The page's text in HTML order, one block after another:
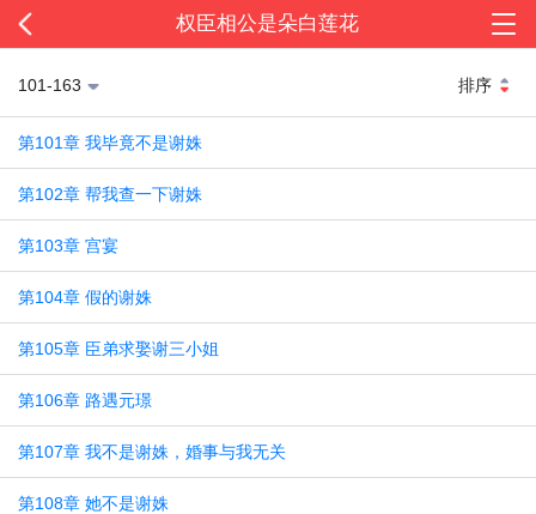
权臣相公是朵白莲花
101-163 排序
第101章 我毕竟不是谢姝
第102章 帮我查一下谢姝
第103章 宫宴
第104章 假的谢姝
第105章 臣弟求娶谢三小姐
第106章 路遇元璟
第107章 我不是谢姝，婚事与我无关
第108章 她不是谢姝